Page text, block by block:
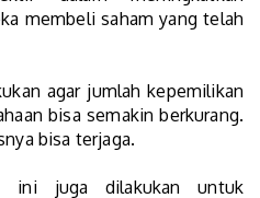
membeli saham yang telah
agar jumlah kepemilikan
bisa semakin berkurang.
bisa terjaga.
ini juga dilakukan untuk